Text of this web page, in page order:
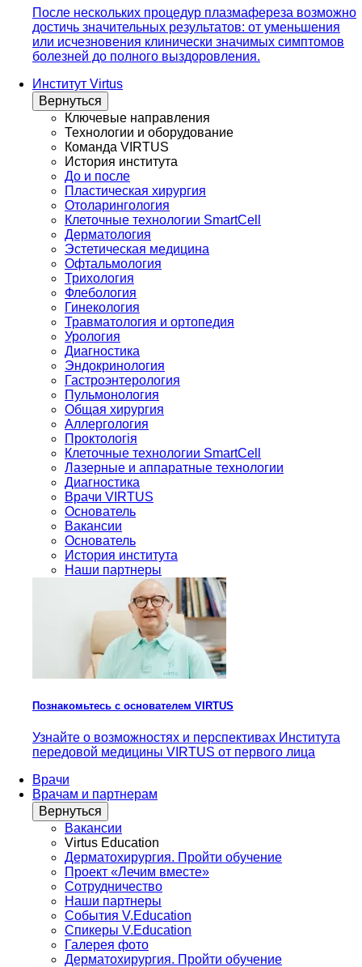
После нескольких процедур плазмафереза возможно
достичь значительных результатов: от уменьшения
или исчезновения клинически значимых симптомов
болезней до полного выздоровления.
Институт Virtus
Вернуться
Ключевые направления
Технологии и оборудование
Команда VIRTUS
История института
До и после
Пластическая хирургия
Отоларингология
Клеточные технологии SmartCell
Дерматология
Эстетическая медицина
Офтальмология
Трихология
Флебология
Гинекология
Травматология и ортопедия
Урология
Диагностика
Эндокринология
Гастроэнтерология
Пульмонология
Общая хирургия
Аллергология
Проктологія
Клеточные технологии SmartCell
Лазерные и аппаратные технологии
Диагностика
Врачи VIRTUS
Основатель
Вакансии
Основатель
История института
Наши партнеры
Познакомьтесь с основателем VIRTUS
Узнайте о возможностях и перспективах Института
передовой медицины VIRTUS от первого лица
Врачи
Врачам и партнерам
Вернуться
Вакансии
Virtus Education
Дерматохирургия. Пройти обучение
Проект «Лечим вместе»
Сотрудничество
Наши партнеры
События V.Education
Спикеры V.Education
Галерея фото
Дерматохирургия. Пройти обучение